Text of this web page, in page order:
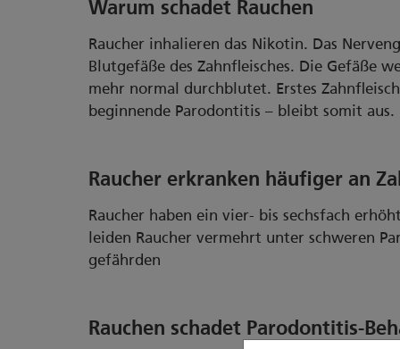
Warum schadet Rauchen
Raucher inhalieren das Nikotin. Das
Blutgefäße des Zahnfleisches. Die Gefäße
mehr normal durchblutet. Erstes
beginnende Parodontitis – bleibt somit aus.
Raucher erkranken häufiger an
Raucher haben ein vier- bis sechsfach
leiden Raucher vermehrt unter schweren
gefährden
Rauchen schadet Parodontitis-